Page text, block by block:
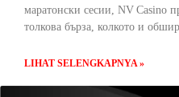
маратонски сесии, NV Casino
толкова бърза, колкото и
LIHAT SELENGKAPNYA »